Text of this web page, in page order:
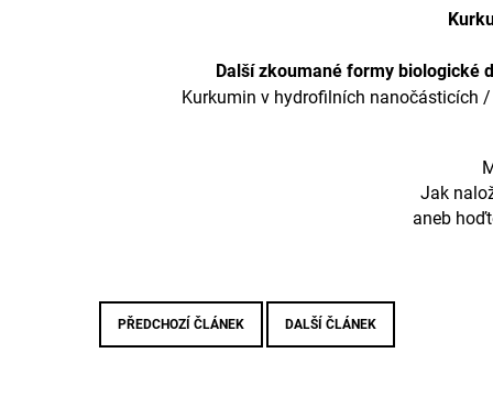
Další zkoumané formy biologické
Kurkumin v hydrofilních nanočásticích
Jak
aneb
PŘEDCHOZÍ ČLÁNEK DALŠÍ ČLÁNEK